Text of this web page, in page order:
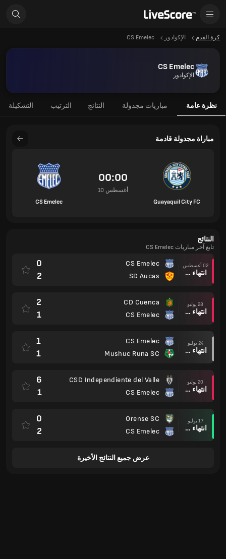
كرة القدم الإكوادور CS Emelec
CS Emelec
الإكوادور
نظرة عامة مباريات مجدولة النتائج الترتيب التشكيلة
مباراة مجدولة قادمة
Guayaquil City FC
00:00
10 أغسطس
CS Emelec
النتائج
تابع آخر مباريات CS Emelec
02 أغسطس
انتهاء وقت المباراة
CS Emelec
SD Aucas
0
2
28 يوليو
انتهاء وقت المباراة
CD Cuenca
CS Emelec
2
1
24 يوليو
انتهاء وقت المباراة
CS Emelec
Mushuc Runa SC
1
1
20 يوليو
انتهاء وقت المباراة
CSD Independiente del Valle
CS Emelec
6
1
17 يوليو
انتهاء وقت المباراة
Orense SC
CS Emelec
0
2
عرض جميع النتائج الأخيرة